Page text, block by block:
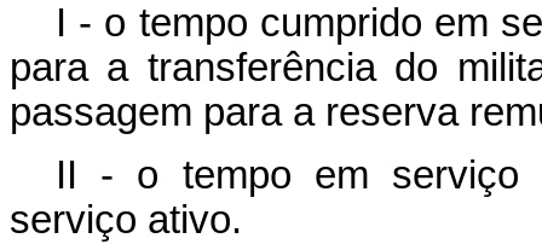
I - o tempo cumprido em
para a transferência do
passagem para a reserva
II - o tempo em serviço
serviço ativo.